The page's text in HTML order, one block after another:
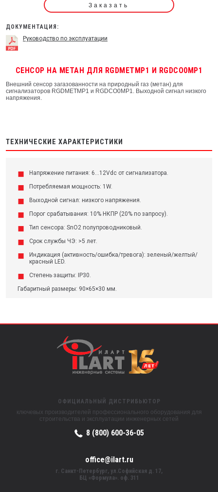
Заказать
ДОКУМЕНТАЦИЯ:
Руководство по эксплуатации
СЕНСОР НА МЕТАН ДЛЯ RGDMETMP1 И RGDCO0MP1
Внешний сенсор загазованности на природный газ (метан) для
сигнализаторов RGDMETMP1 и RGDCO0MP1. Выходной сигнал низкого
напряжения.
ТЕХНИЧЕСКИЕ ХАРАКТЕРИСТИКИ
Напряжение питания: 6...12Vdc от сигнализатора.
Потребляемая мощность: 1W.
Выходной сигнал: низкого напряжения.
Порог срабатывания: 10% НКПР (20% по запросу).
Тип сенсора: SnO2 полупроводниковый.
Срок службы ЧЭ: >5 лет.
Индикация (активность/ошибка/тревога): зеленый/желтый/
красный LED.
Степень защиты: IP30.
Габаритный размеры: 90×65×30 мм.
ОФИЦИАЛЬНЫЙ ДИСТРИБЬЮТОР
ключевых производителей профессионального оборудования для
строительства и эксплуатации инженерных сетей
8 (800) 600-36-05
office@ilart.ru
г. Санкт-Петербург, ул.Софийская д. 17,
БЦ «Формула». оф. 311